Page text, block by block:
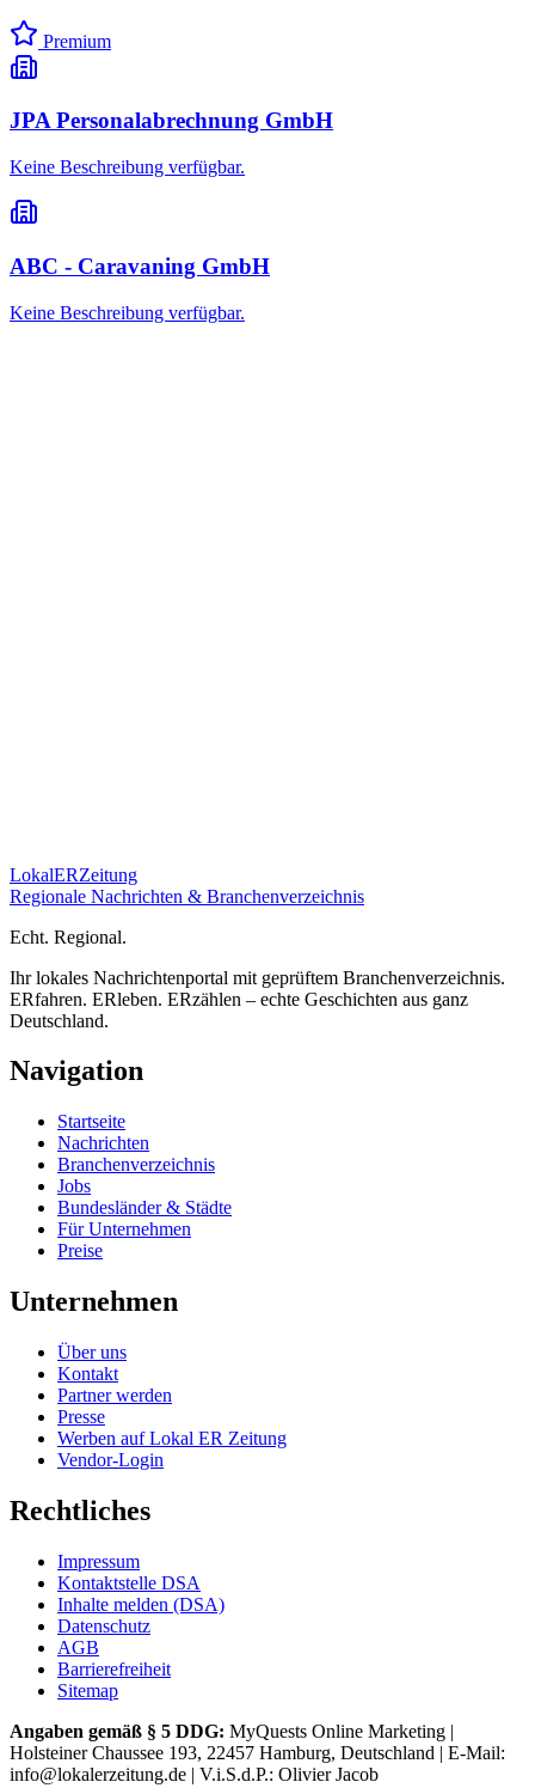
Premium
JPA Personalabrechnung GmbH
Keine Beschreibung verfügbar.
ABC - Caravaning GmbH
Keine Beschreibung verfügbar.
LokalERZeitung
Regionale Nachrichten & Branchenverzeichnis
Echt. Regional.
Ihr lokales Nachrichtenportal mit geprüftem Branchenverzeichnis.
ERfahren. ERleben. ERzählen – echte Geschichten aus ganz
Deutschland.
Navigation
Startseite
Nachrichten
Branchenverzeichnis
Jobs
Bundesländer & Städte
Für Unternehmen
Preise
Unternehmen
Über uns
Kontakt
Partner werden
Presse
Werben auf Lokal ER Zeitung
Vendor-Login
Rechtliches
Impressum
Kontaktstelle DSA
Inhalte melden (DSA)
Datenschutz
AGB
Barrierefreiheit
Sitemap
Angaben gemäß § 5 DDG: MyQuests Online Marketing |
Holsteiner Chaussee 193, 22457 Hamburg, Deutschland | E-Mail:
info@lokalerzeitung.de | V.i.S.d.P.: Olivier Jacob